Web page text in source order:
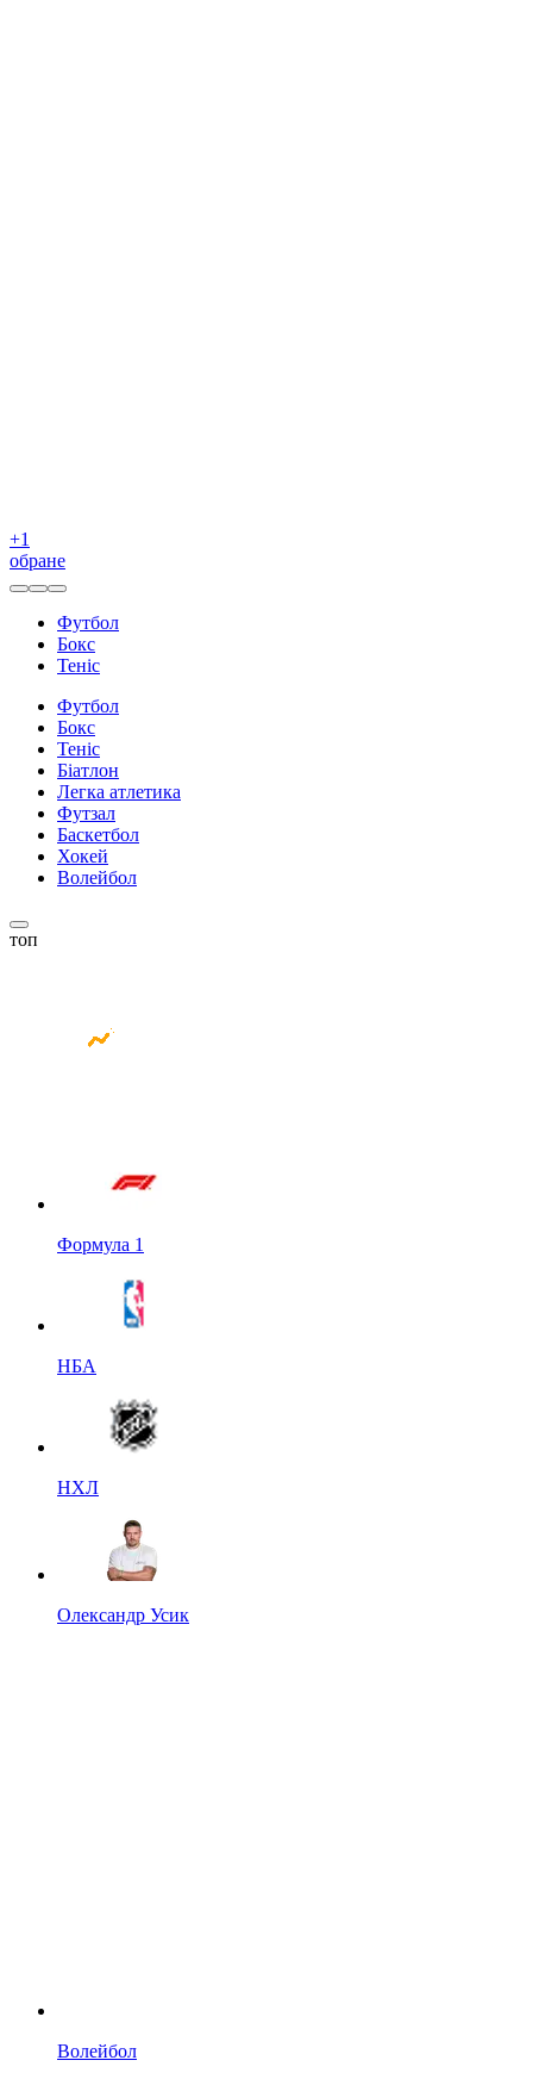
+1
обране
Футбол
Бокс
Теніс
Футбол
Бокс
Теніс
Біатлон
Легка атлетика
Футзал
Баскетбол
Хокей
Волейбол
топ
Формула 1
НБА
НХЛ
Олександр Усик
Волейбол